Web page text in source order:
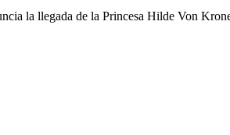
la llegada de la Princesa Hilde Von